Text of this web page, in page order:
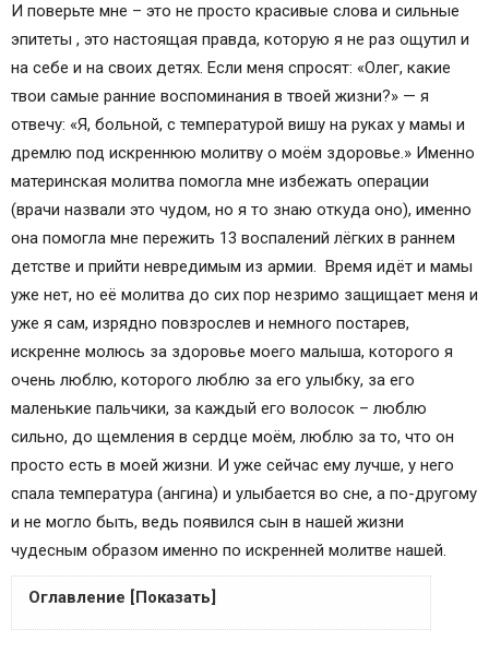
И поверьте мне – это не просто красивые слова и сильные
эпитеты , это настоящая правда, которую я не раз ощутил и
на себе и на своих детях. Если меня спросят: «Олег, какие
твои самые ранние воспоминания в твоей жизни?» — я
отвечу: «Я, больной, с температурой вишу на руках у мамы и
дремлю под искреннюю молитву о моём здоровье.» Именно
материнская молитва помогла мне избежать операции
(врачи назвали это чудом, но я то знаю откуда оно), именно
она помогла мне пережить 13 воспалений лёгких в раннем
детстве и прийти невредимым из армии. Время идёт и мамы
уже нет, но её молитва до сих пор незримо защищает меня и
уже я сам, изрядно повзрослев и немного постарев,
искренне молюсь за здоровье моего малыша, которого я
очень люблю, которого люблю за его улыбку, за его
маленькие пальчики, за каждый его волосок – люблю
сильно, до щемления в сердце моём, люблю за то, что он
просто есть в моей жизни. И уже сейчас ему лучше, у него
спала температура (ангина) и улыбается во сне, а по-другому
и не могло быть, ведь появился сын в нашей жизни
чудесным образом именно по искренней молитве нашей.
Оглавление [Показать]